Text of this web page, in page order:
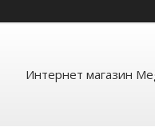
Интернет магазин